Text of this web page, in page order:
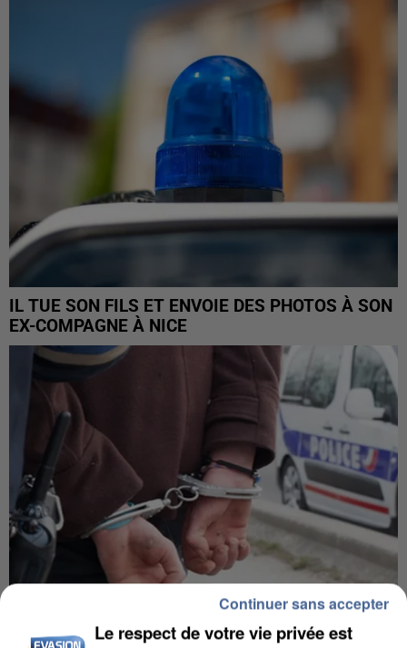
IL TUE SON FILS ET ENVOIE DES PHOTOS À SON
EX-COMPAGNE À NICE
Le respect de votre vie privée est
Continuer sans accepter